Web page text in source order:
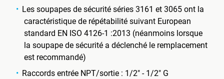
Les soupapes de sécurité séries 3161 et 3065 ont la
caractéristique de répétabilité suivant European
standard EN ISO 4126-1 :2013 (néanmoins lorsque
la soupape de sécurité a déclenché le remplacement
est recommandé)
Raccords entrée NPT/sortie : 1/2" - 1/2" G